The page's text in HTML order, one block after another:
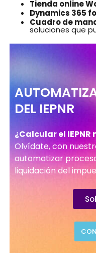
Tienda online
Dynamics 365
Cuadro de
soluciones que
DEL IEPNR
¿Calcular el
Olvídate, con
automatizar
liquidación del